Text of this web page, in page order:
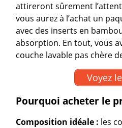
attireront sûrement
vous aurez à l’achat un
avec des inserts en
absorption. En tout, vous
couche lavable pas chère
Voyez
Pourquoi acheter le
Composition idéale : les